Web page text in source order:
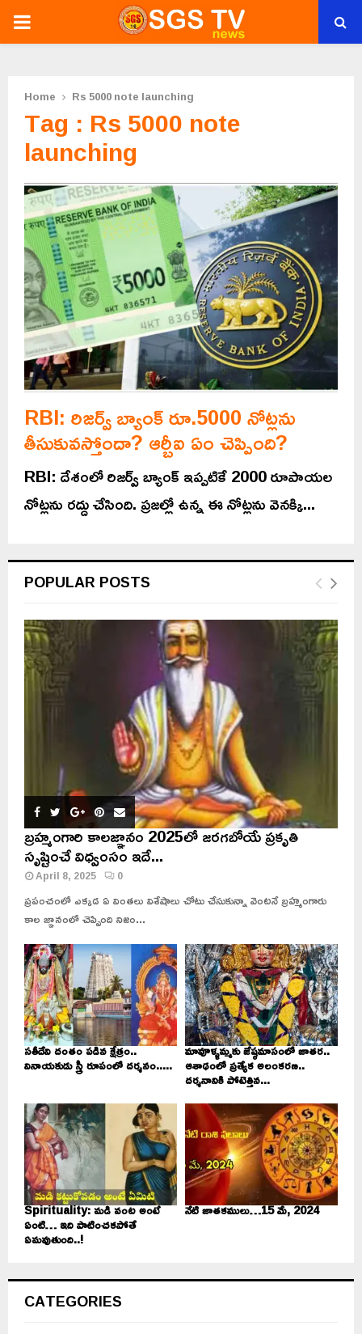
PRIMARY
Home Rs 5000 note launching
Tag : Rs 5000 note
launching
RBI: రిజర్వ్‌ బ్యాంక్‌ రూ.5000 నోట్లను
తీసుకువస్తోందా? ఆర్బీఐ ఏం చెప్పింది?
RBI: దేశంలో రిజర్వ్‌ బ్యాంక్‌ ఇప్పటికే 2000 రూపాయల
నోట్లను రద్దు చేసింది. ప్రజల్లో ఉన్న ఈ నోట్లను వెనక్కి...
POPULAR POSTS
బ్రహ్మంగారి కాలజ్ఞానం 2025లో జరగబోయే ప్రకృతి
సృష్టించే విధ్వంసం ఇదే...
April 8, 2025 0
ప్రపంచంలో ఎక్కడ ఏ వింతలు విశేషాలు చోటు చేసుకున్నా వెంటనే బ్రహ్మంగారు
కాల జ్ఞానంలో చెప్పింది నిజం...
సతీదేవి దంతం పడిన క్షేత్రం..
వినాయకుడు స్త్రీ రూపంలో దర్శనం.....
మావూళ్ళమ్మకు జేష్ఠమాసంలో జాతర..
ఆశాఢంలో ప్రత్యేక అలంకరణ..
దర్శనానికి పోటెత్తిన...
Spirituality: మడి వంట అంటే
ఏంటి… ఇది పాటించకపోతే
ఏమవుతుంది..!
నేటి జాతకములు…15 మే, 2024
CATEGORIES